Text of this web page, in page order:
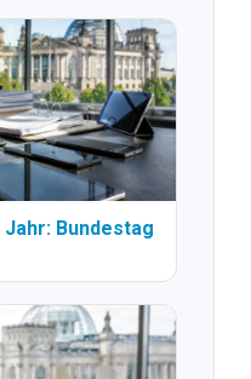
Bundestag